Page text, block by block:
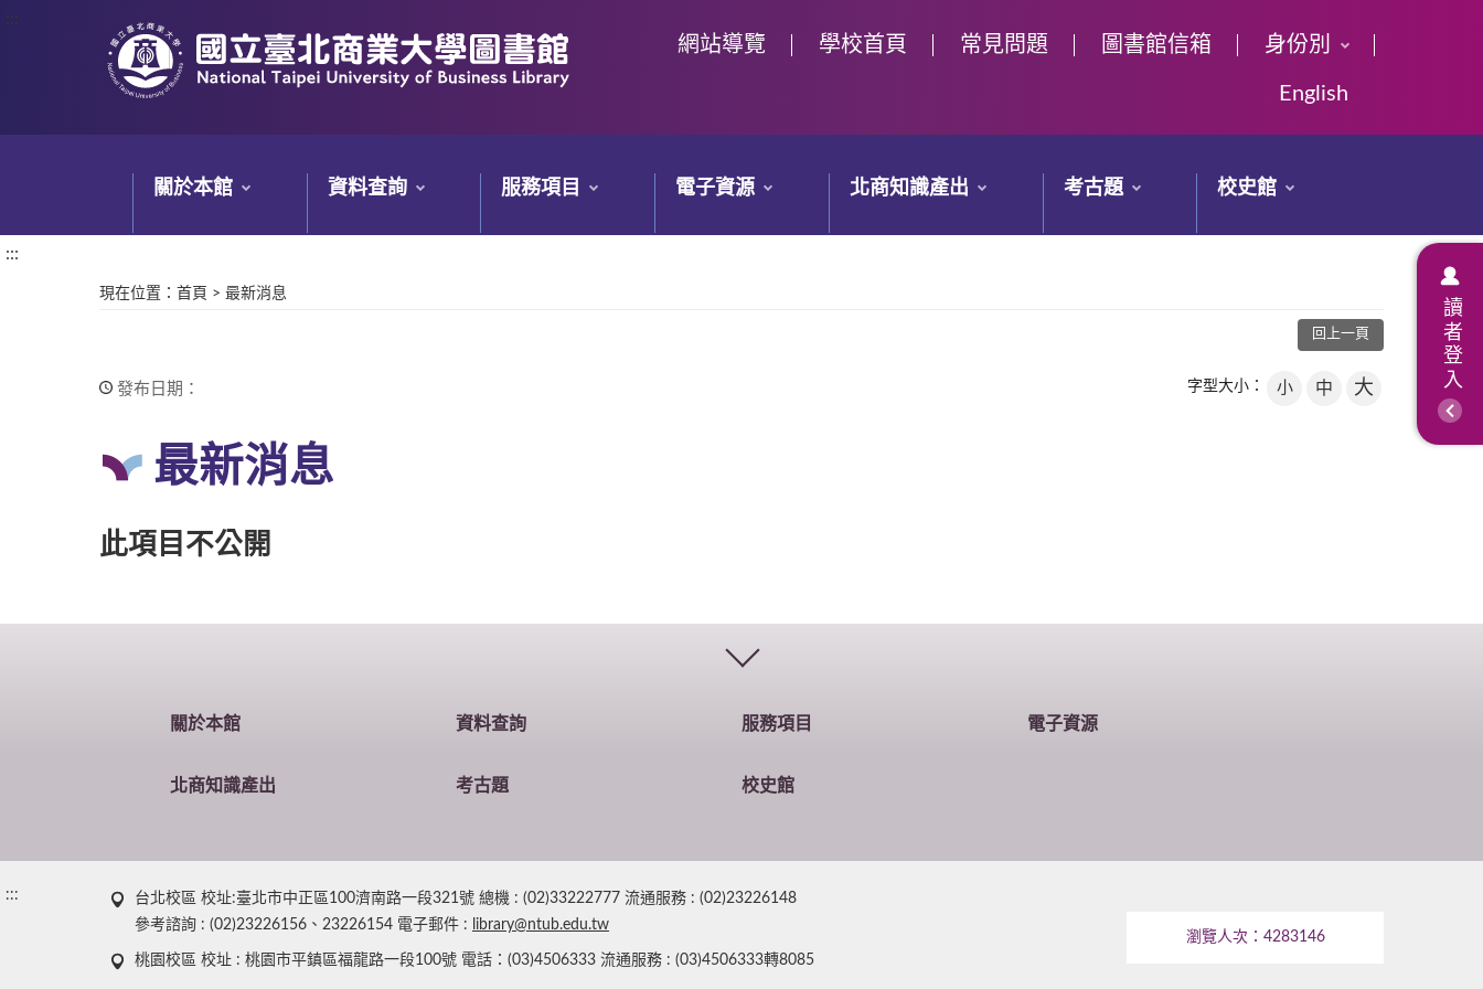
:::
:::
網站導覽 學校首頁 常見問題 圖書館信箱 身份別
English
關於本館 資料查詢 服務項目 電子資源 北商知識產出 考古題 校史館
讀者登入
:::
現在位置 ： 首頁 > 最新消息
回上一頁
發布日期： 字型大小： 小 中 大
最新消息
此項目不公開
關於本館 資料查詢 服務項目 電子資源
北商知識產出 考古題 校史館
:::
台北校區 校址:臺北市中正區100濟南路一段321號 總機 : (02)33222777 流通服務 : (02)23226148
參考諮詢 : (02)23226156、23226154 電子郵件 :
library@ntub.edu.tw
桃園校區 校址 : 桃園市平鎮區福龍路一段100號 電話：(03)4506333 流通服務 : (03)4506333轉8085
瀏覽人次： 4283146